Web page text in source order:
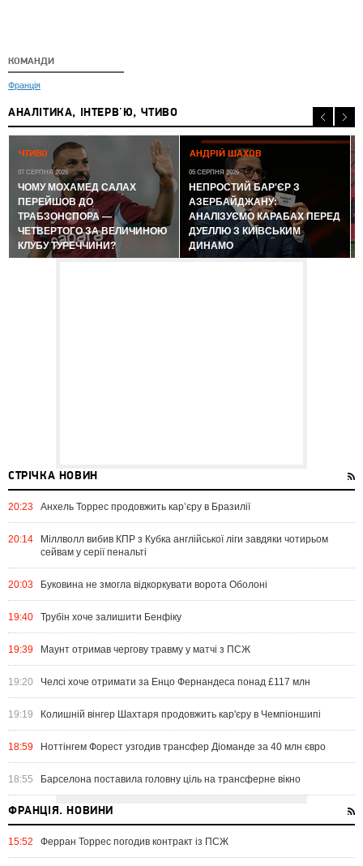
КОМАНДИ
Франція
АНАЛІТИКА, ІНТЕРВ'Ю, ЧТИВО
ЧТИВО
07 СЕРПНЯ 2026
ЧОМУ МОХАМЕД САЛАХ
ПЕРЕЙШОВ ДО
ТРАБЗОНСПОРА —
ЧЕТВЕРТОГО ЗА ВЕЛИЧИНОЮ
КЛУБУ ТУРЕЧЧИНИ?
АНДРІЙ ШАХОВ
05 СЕРПНЯ 2026
НЕПРОСТИЙ БАР'ЄР З
АЗЕРБАЙДЖАНУ:
АНАЛІЗУЄМО КАРАБАХ ПЕРЕД
ДУЕЛЛЮ З КИЇВСЬКИМ
ДИНАМО
СТРІЧКА НОВИН
20:23 Анхель Торрес продовжить кар’єру в Бразилії
20:14
Міллволл вибив КПР з Кубка англійської ліги завдяки чотирьом
сейвам у серії пенальті
20:03 Буковина не змогла відкоркувати ворота Оболоні
19:40 Трубін хоче залишити Бенфіку
19:39 Маунт отримав чергову травму у матчі з ПСЖ
19:20 Челсі хоче отримати за Енцо Фернандеса понад £117 млн
19:19 Колишній вінгер Шахтаря продовжить кар'єру в Чемпіоншипі
18:59 Ноттінгем Форест узгодив трансфер Діоманде за 40 млн євро
18:55 Барселона поставила головну ціль на трансферне вікно
ФРАНЦІЯ. НОВИНИ
15:52 Ферран Торрес погодив контракт із ПСЖ